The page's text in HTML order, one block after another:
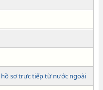
sơ trực tiếp từ nước ngoài